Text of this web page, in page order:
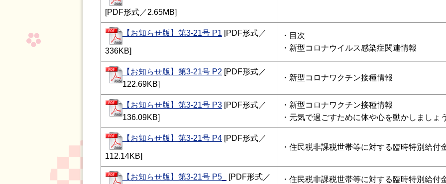
[PDF形式／2.65MB]
【お知らせ版】第3-21号 P1 [PDF形式／
336KB]
・目次
・ 新型コロナウイルス感染症関連情報
【お知らせ版】第3-21号 P2 [PDF形式／
122.69KB]
・ 新型コロナワクチン接種情報
【お知らせ版】第3-21号 P3 [PDF形式／
136.09KB]
・ 新型コロナワクチン接種情報
・ 元気で過ごすために体や心を動かしましょ
【お知らせ版】第3-21号 P4 [PDF形式／
112.14KB]
・ 住民税非課税世帯等に対する臨時特別給付
【お知らせ版】第3-21号 P5_ [PDF形式／
・住民税非課税世帯等に対する臨時特別給付